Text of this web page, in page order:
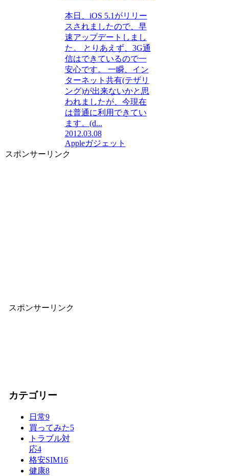
本日、iOS 5.1がリリー
スされましたので、早
速アップデートしまし
た。 とりあえず、3G通
信はできているので一
安心です。 一瞬、イン
ターネット共有(テザリ
ング)が出来ないかと思
われましたが、今現在
は普通に利用できてい
ます。(d...
2012.03.08
Appleガジェット
スポンサーリンク
スポンサーリンク
カテゴリー
日常9
買ってみた5
トラブル対
応4
格安SIM16
健康8